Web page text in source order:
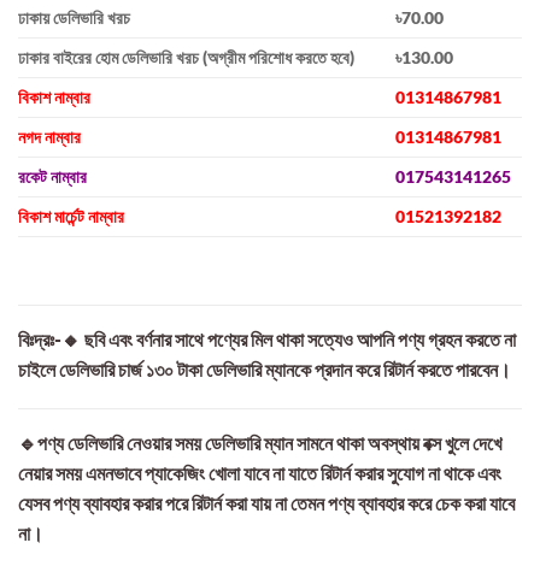
ঢাকায় ডেলিভারি খরচ
৳70.00
ঢাকার বাইরের হোম ডেলিভারি খরচ (অগ্রীম পরিশোধ করতে হবে)
৳130.00
বিকাশ নাম্বার
01314867981
নগদ নাম্বার
01314867981
রকেট নাম্বার
017543141265
বিকাশ মার্চেন্ট নাম্বার
01521392182
বিঃদ্রঃ-🔸 ছবি এবং বর্ণনার সাথে পণ্যের মিল থাকা সত্যেও আপনি পণ্য গ্রহন করতে না
চাইলে ডেলিভারি চার্জ ১৩০ টাকা ডেলিভারি ম্যানকে প্রদান করে রিটার্ন করতে পারবেন।
🔹পণ্য ডেলিভারি নেওয়ার সময় ডেলিভারি ম্যান সামনে থাকা অবস্থায় বক্স খুলে দেখে
নেয়ার সময় এমনভাবে প্যাকেজিং খোলা যাবে না যাতে রিটার্ন করার সুযোগ না থাকে এবং
যেসব পণ্য ব্যাবহার করার পরে রিটার্ন করা যায় না তেমন পণ্য ব্যাবহার করে চেক করা যাবে
না।